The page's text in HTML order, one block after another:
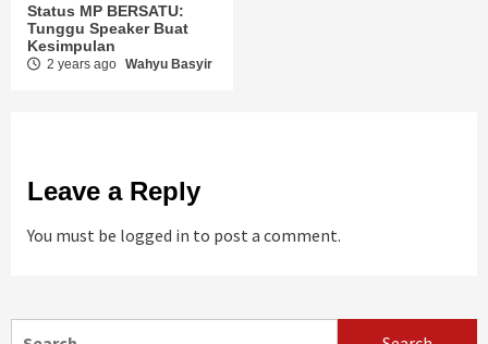
Status MP BERSATU:
Tunggu Speaker Buat
Kesimpulan
2 years ago Wahyu Basyir
Leave a Reply
You must be logged in to post a comment.